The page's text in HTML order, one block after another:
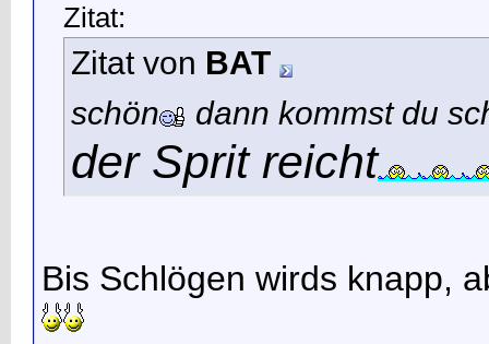
Zitat:
Zitat von BAT
schön
dann kommst du
der Sprit reicht
Bis Schlögen wirds knapp,